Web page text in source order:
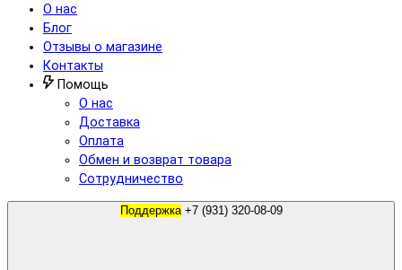
О нас
Блог
Отзывы о магазине
Контакты
Помощь
О нас
Доставка
Оплата
Обмен и возврат товара
Сотрудничество
Поддержка +7 (931) 320-08-09